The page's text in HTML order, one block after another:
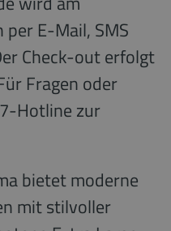
E-Mail, SMS
Check-out erfolgt
Fragen oder
Hotline zur
bietet moderne
mit stilvoller